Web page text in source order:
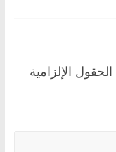
الحقول الإلزامية